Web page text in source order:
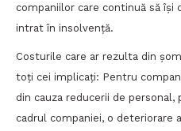
companiilor care continuă să își
intrat în insolvență.
Costurile care ar rezulta din
toți cei implicați: Pentru
din cauza reducerii de
cadrul companiei, o deteriorare